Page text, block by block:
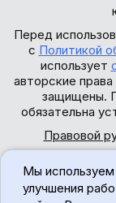
Перед
с Политикой
использует
авторские
защищены.
обязательна
Правовой
Мы
улучшения